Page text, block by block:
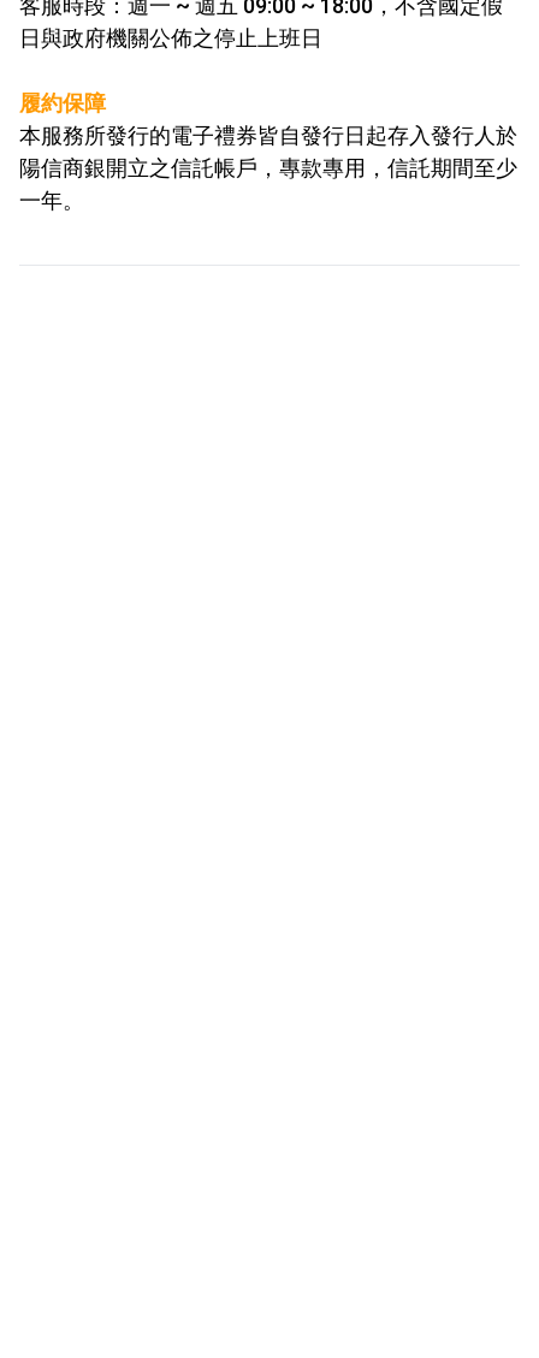
客服時段：週一 ~ 週五 09:00 ~ 18:00，不含國定假
日與政府機關公佈之停止上班日
履約保障
本服務所發行的電子禮券皆自發行日起存入發行人於
陽信商銀開立之信託帳戶，專款專用，信託期間至少
一年。